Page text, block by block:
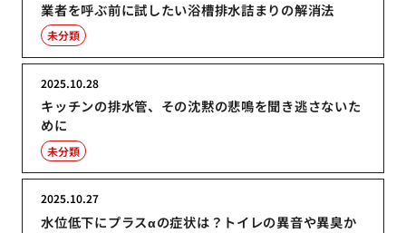
業者を呼ぶ前に試したい浴槽排水詰まりの解消法
未分類
キッチンの排水管、その沈黙の悲鳴を聞き逃さないた
めに
2025.10.28
未分類
水位低下にプラスαの症状は？トイレの異音や異臭か
2025.10.27